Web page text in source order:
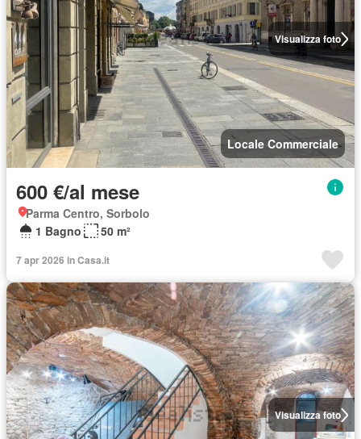
Visualizza foto
Locale Commerciale
600 €/al mese
Parma Centro, Sorbolo
1 Bagno
50 m²
7 apr 2026 in Casa.it
Visualizza foto